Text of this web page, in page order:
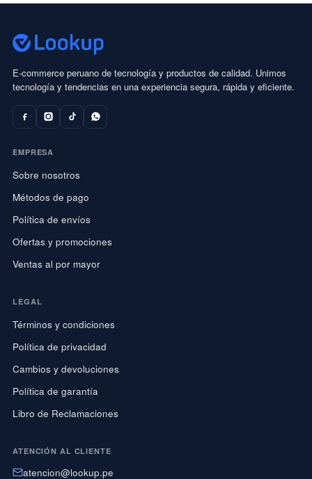
E-commerce peruano de tecnología y productos de calidad. Unimos
tecnología y tendencias en una experiencia segura, rápida y eficiente.
EMPRESA
Sobre nosotros
Métodos de pago
Política de envíos
Ofertas y promociones
Ventas al por mayor
LEGAL
Términos y condiciones
Política de privacidad
Cambios y devoluciones
Política de garantía
Libro de Reclamaciones
ATENCIÓN AL CLIENTE
atencion@lookup.pe